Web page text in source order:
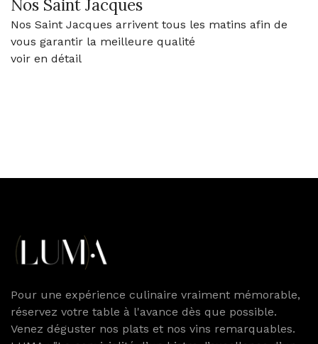
Nos Saint Jacques
Nos Saint Jacques arrivent tous les matins afin de
vous garantir la meilleure qualité
voir en détail
Pour une expérience culinaire vraiment mémorable,
réservez votre table à l'avance dès que possible.
Venez déguster nos plats et nos vins remarquables.